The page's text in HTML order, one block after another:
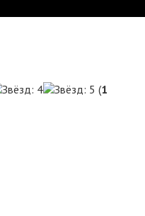
(1